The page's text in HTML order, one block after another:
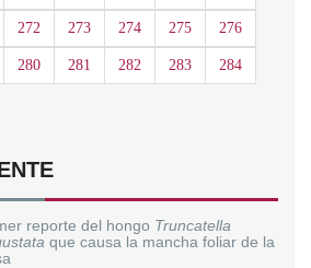
272 273 274 275 276
280 281 282 283 284
reporte del hongo Truncatella
que causa la mancha foliar de la